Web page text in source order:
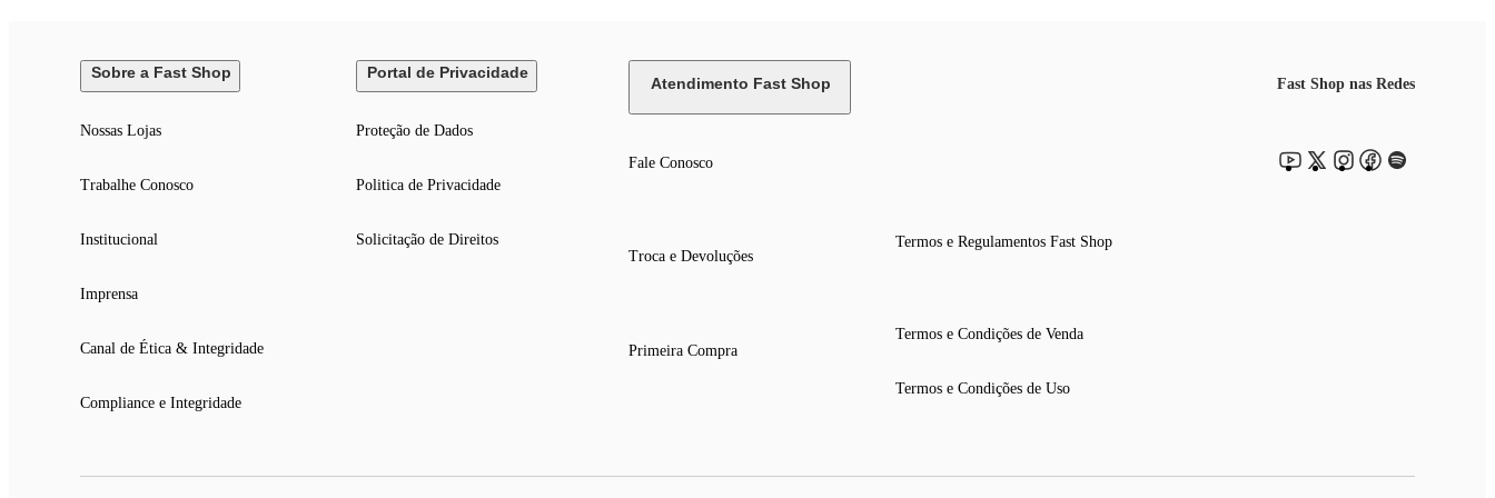
Sobre a Fast Shop
Nossas Lojas
Trabalhe Conosco
Institucional
Imprensa
Canal de Ética & Integridade
Compliance e Integridade
Portal de Privacidade
Proteção de Dados
Politica de Privacidade
Solicitação de Direitos
Atendimento Fast Shop
Fale Conosco
Troca e Devoluções
Primeira Compra
Termos e Regulamentos Fast Shop
Termos e Condições de Venda
Termos e Condições de Uso
Fast Shop nas Redes